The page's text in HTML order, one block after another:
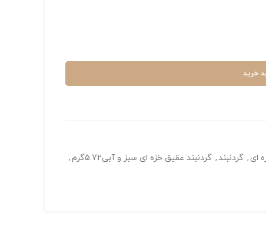
خرید
ای , گردنبند, گردنبند عقیق خزه ای سبز و آبی5.72گرم
,